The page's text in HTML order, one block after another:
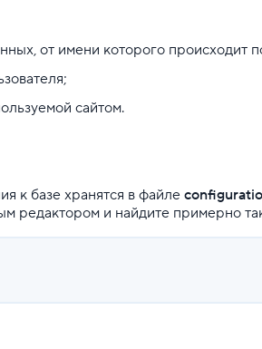
от имени которого происходит
сайтом.
к базе хранятся в файле
редактором и найдите примерно